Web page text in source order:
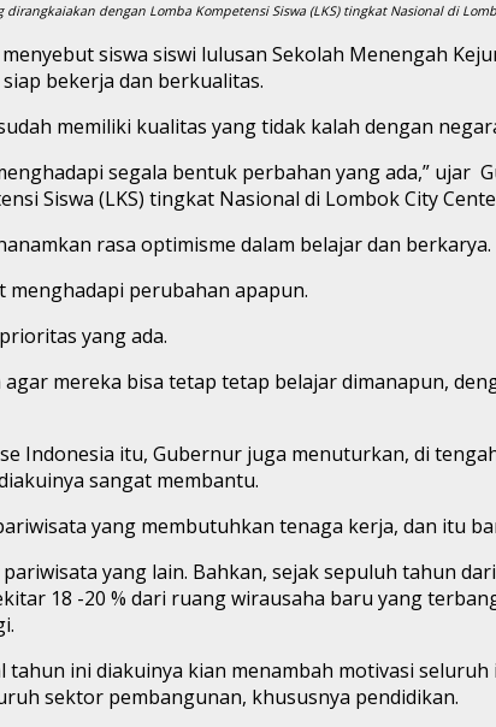
dengan Lomba Kompetensi Siswa (LKS) tingkat Nasional di
siswa siswi lulusan Sekolah Menengah
bekerja dan berkualitas.
memiliki kualitas yang tidak kalah dengan
segala bentuk perbahan yang ada,” ujar
Siswa (LKS) tingkat Nasional di Lombok City
rasa optimisme dalam belajar dan berkarya.
perubahan apapun.
yang ada.
mereka bisa tetap tetap belajar dimanapun,
Indonesia itu, Gubernur juga menuturkan, di
sangat membantu.
yang membutuhkan tenaga kerja, dan itu
yang lain. Bahkan, sejak sepuluh tahun
18 -20 % dari ruang wirausaha baru yang
ini diakuinya kian menambah motivasi
sektor pembangunan, khususnya pendidikan.